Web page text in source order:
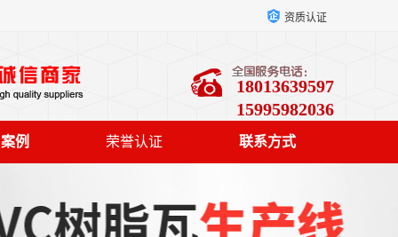
资质认证
18013639597
15995982036
例 荣誉认证 联系方式